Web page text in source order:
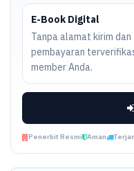
E-Book Digital
Tanpa alamat kirim
pembayaran
member Anda.
Penerbit Resmi Aman